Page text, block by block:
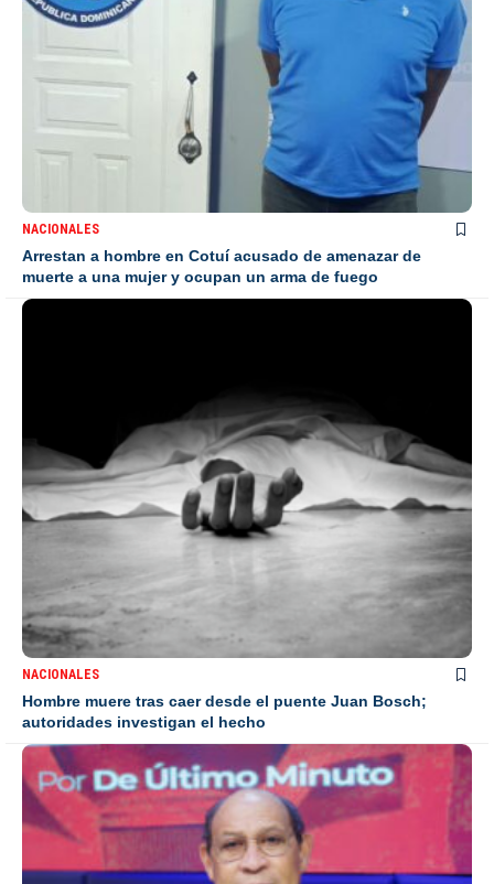
NACIONALES
Arrestan a hombre en Cotuí acusado de amenazar de
muerte a una mujer y ocupan un arma de fuego
NACIONALES
Hombre muere tras caer desde el puente Juan Bosch;
autoridades investigan el hecho